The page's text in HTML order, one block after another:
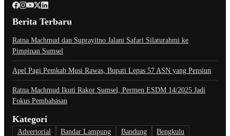
Berita Terbaru
Ratna Machmud dan Suprayitno Jalani Safari Silaturahmi ke
Pimpinan Sumsel
Apel Pagi Pemkab Musi Rawas, Bupati Lepas 57 ASN yang Pensiun
Ratna Machmud Ikuti Rakor Sumsel, Permen ESDM 14/2025 Jadi
Fokus Pembahasan
Kategori
Advertorial Bandar Lampung Bandung Bengkulu